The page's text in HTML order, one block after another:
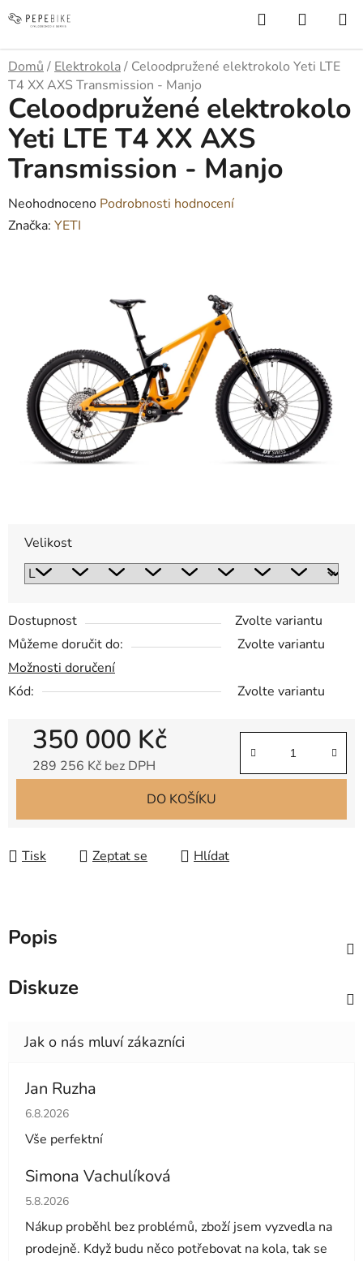
na
Hledat
KOŠÍK
Domů / Elektrokola/ Celoodpružené elektrokolo Yeti LTE
T4 XX AXS Transmission - Manjo
Velikost
Dostupnost
Zvolte variantu
Můžeme doručit do:
Zvolte variantu
Možnosti doručení
Kód:
Zvolte variantu
350 000 Kč
289 256 Kč bez DPH
DO KOŠÍKU
Tisk Zeptat se Hlídat
Celoodpružené elektrokolo
Yeti LTE T4 XX AXS
Transmission - Manjo
Průměrné
hodnocení
hvězdiček.
Neohodnoceno Podrobnosti hodnocení
Značka: YETI
Popis
Diskuze
Jan Ruzha
Hodnocení obchodu je 5 z 5 hvězdiček.
6.8.2026
Vše perfektní
Simona Vachulíková
Hodnocení obchodu je 5 z 5 hvězdiček.
5.8.2026
Nákup proběhl bez problémů, zboží jsem vyzvedla na
prodejně. Když budu něco potřebovat na kola, tak se